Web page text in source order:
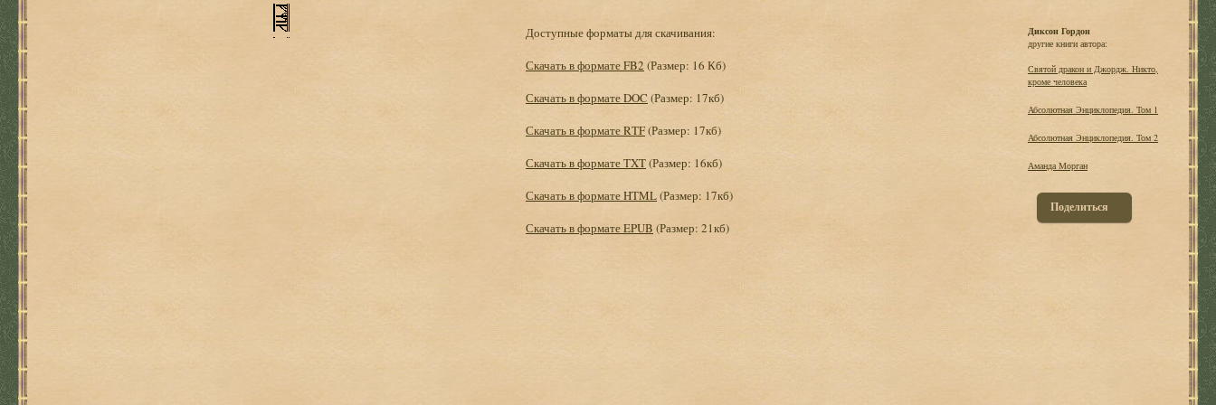
Доступные форматы для скачивания:
Скачать в формате FB2 (Размер: 16 Кб)
Скачать в формате DOC (Размер: 17кб)
Скачать в формате RTF(Размер: 17кб)
Скачать в формате TXT(Размер: 16кб)
Скачать в формате HTML(Размер: 17кб)
Скачать в формате EPUB (Размер: 21кб)
Диксон Гордон
другие книги автора:
Святой дракон и Джордж. Никто,
кроме человека
Абсолютная Энциклопедия. Том 1
Абсолютная Энциклопедия. Том 2
Аманда Морган
Поделиться